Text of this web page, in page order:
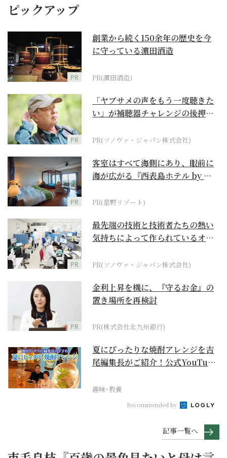
ピックアップ
PR
創業から続く150余年の歴史を今
に守っている濵田酒造
PR(濵田酒造)
PR
「ヤブサメの声をもう一度聴きた
い」が補聴器チャレンジの後押し
PR(ソノヴァ・ジャパン株式会社)
PR
客室はすべて海側にあり、眼前に
海が広がる『西表島ホテル by 星
PR(星野リゾート)
PR
最先端の技術と技術者たちの熱い
気持ちによって作られているオー
PR(ソノヴァ・ジャパン株式会社)
PR
金利上昇を機に、『守るお金』の
置き場所を再検討
PR(株式会社北九州銀行)
夏にぴったりな焼酎アレンジを吉
尾編集長がご紹介！公式YouTube
趣味･教養
Recommended by
記事一覧へ